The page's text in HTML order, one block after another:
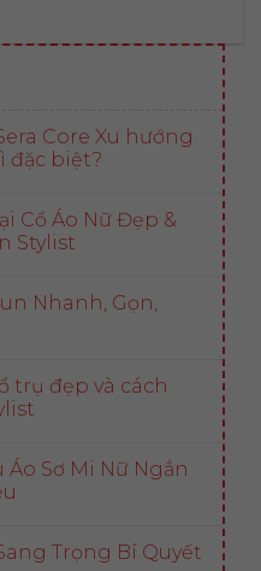
Core Xu hướng
đặc biệt?
Cổ Áo Nữ Đẹp &
Stylist
Nhanh, Gọn,
trụ đẹp và cách
Áo Sơ Mi Nữ Ngắn
Trọng Bí Quyết